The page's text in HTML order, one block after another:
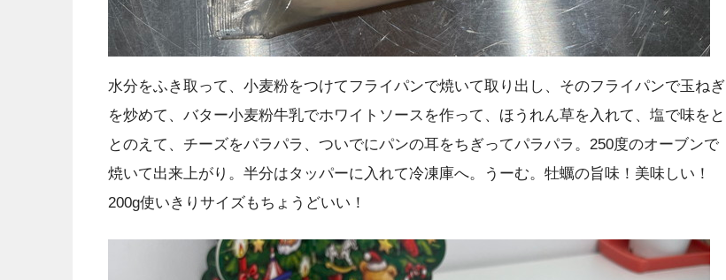
水分をふき取って、小麦粉をつけてフライパンで焼いて取り出し、そのフライパンで玉ねぎ
を炒めて、バター小麦粉牛乳でホワイトソースを作って、ほうれん草を入れて、塩で味をと
とのえて、チーズをパラパラ、ついでにパンの耳をちぎってパラパラ。250度のオーブンで
焼いて出来上がり。半分はタッパーに入れて冷凍庫へ。うーむ。牡蠣の旨味！美味しい！
200g使いきりサイズもちょうどいい！